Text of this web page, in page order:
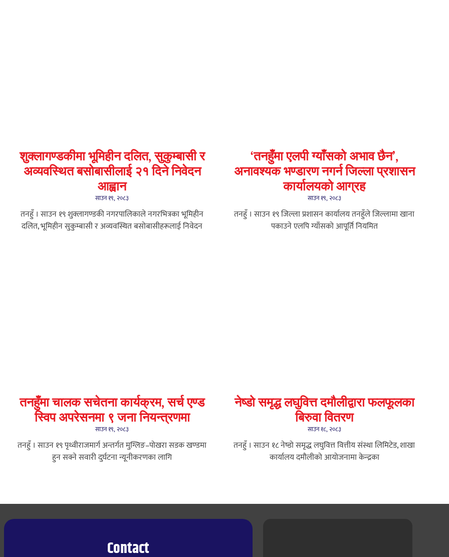
शुक्लागण्डकीमा भूमिहीन दलित, सुकुम्बासी र
अव्यवस्थित बसोबासीलाई २१ दिने निवेदन
आह्वान
साउन १९, २०८३
तनहुँ । साउन १९ शुक्लागण्डकी नगरपालिकाले नगरभित्रका भूमिहीन
दलित, भूमिहीन सुकुम्बासी र अव्यवस्थित बसोबासीहरूलाई निवेदन
‘तनहुँमा एलपी ग्याँसको अभाव छैन’,
अनावश्यक भण्डारण नगर्न जिल्ला प्रशासन
कार्यालयको आग्रह
साउन १९, २०८३
तनहुँ । साउन १९ जिल्ला प्रशासन कार्यालय तनहुँले जिल्लामा खाना
पकाउने एलपि ग्याँसको आपूर्ति नियमित
तनहुँमा चालक सचेतना कार्यक्रम, सर्च एण्ड
स्विप अपरेसनमा ९ जना नियन्त्रणमा
साउन १९, २०८३
तनहुँ । साउन १९ पृथ्वीराजमार्ग अन्तर्गत मुग्लिङ–पोखरा सडक खण्डमा
हुन सक्ने सवारी दुर्घटना न्यूनीकरणका लागि
नेष्डो समृद्ध लघुवित्त दमौलीद्वारा फलफूलका
बिरुवा वितरण
साउन १८, २०८३
तनहुँ । साउन १८ नेष्डो समृद्ध लघुवित्त वित्तीय संस्था लिमिटेड, शाखा
कार्यालय दमौलीको आयोजनामा केन्द्रका
Contact